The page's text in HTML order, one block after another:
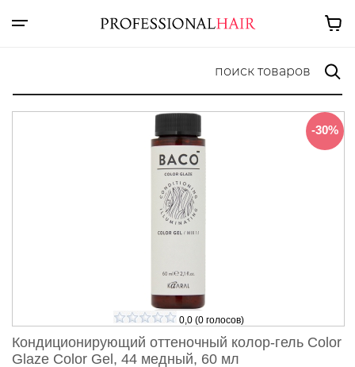
-30%
0,0(0голосов)
Кондиционирующий оттеночный колор-гель Color
Glaze Color Gel, 44 медный, 60 мл